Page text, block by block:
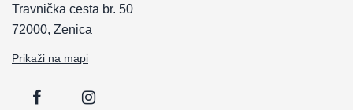
Travnička cesta br. 50
72000, Zenica
Prikaži na mapi